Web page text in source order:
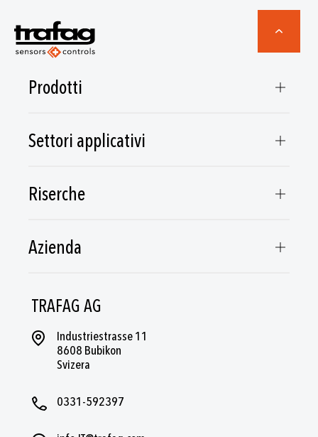
TRAFAG AG
Industriestrasse 11
8608 Bubikon
Svizera
0331-592397
Prodotti
Settori applicativi
Riserche
Azienda